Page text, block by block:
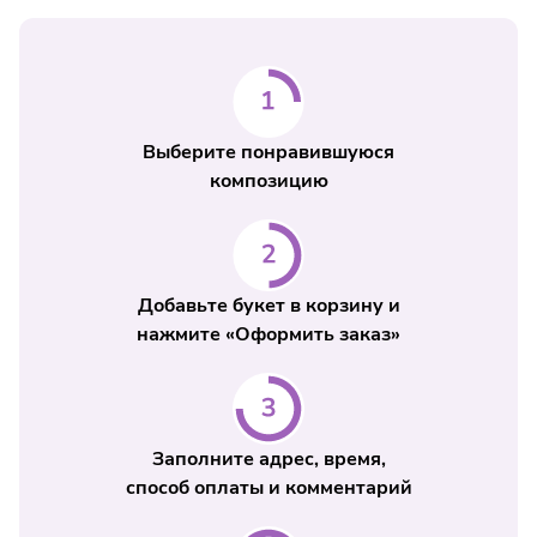
Выберите понравившуюся
композицию
Добавьте букет в корзину и
нажмите «Оформить заказ»
Заполните адрес, время,
способ оплаты и комментарий